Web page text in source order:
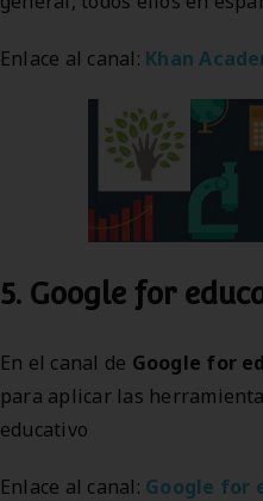
Enlace al canal: Khan
5. Google for
En el canal de Google for
para aplicar las
educativo
Enlace al canal: Google for